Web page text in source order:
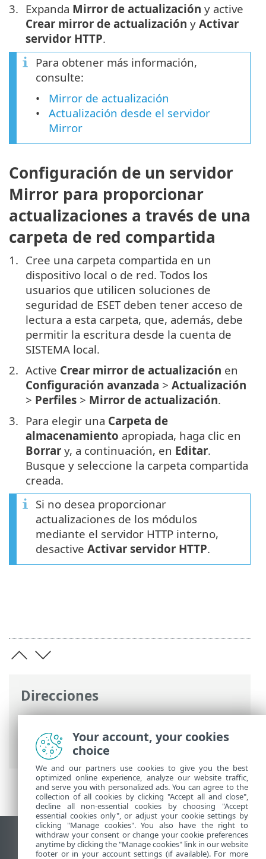
Direcciones
Ayuda en línea de ESET>ESET Endpoint
Security >Preguntas frecuentes> Cómo
configurar un Mirror
Expanda Mirror de actualización y active
Crear mirror de actualización y Activar
servidor HTTP.
Para obtener más información,
consulte:
Mirror de actualización
Actualización desde el servidor
Mirror
Configuración de un servidor
Mirror para proporcionar
actualizaciones a través de una
carpeta de red compartida
Cree una carpeta compartida en un
dispositivo local o de red. Todos los
usuarios que utilicen soluciones de
seguridad de ESET deben tener acceso de
lectura a esta carpeta, que, además, debe
permitir la escritura desde la cuenta de
SISTEMA local.
Active Crear mirror de actualización en
Configuración avanzada > Actualización
> Perfiles > Mirror de actualización.
Para elegir una Carpeta de
almacenamiento apropiada, haga clic en
Borrar y, a continuación, en Editar.
Busque y seleccione la carpeta compartida
creada.
Si no desea proporcionar
actualizaciones de los módulos
mediante el servidor HTTP interno,
desactive Activar servidor HTTP.
Ver sitio para ordenador
Your account, your cookies
choice
We and our partners use cookies to give you the best
optimized online experience, analyze our website traffic,
and serve you with personalized ads. You can agree to the
collection of all cookies by clicking "Accept all and close",
decline all non-essential cookies by choosing "Accept
essential cookies only", or adjust your cookie settings by
clicking "Manage cookies". You also have the right to
withdraw your consent or change your cookie preferences
anytime by clicking the "Manage cookies" link in our website
footer or in your account settings (if available). For more